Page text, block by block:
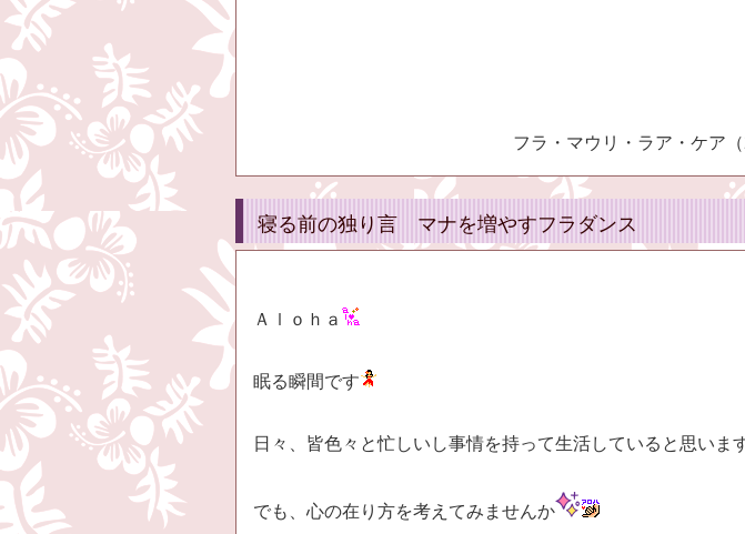
フラ・マウリ・ラア・ケア（
寝る前の独り言 マナを増やすフラダンス
Ａｌｏｈａ
眠る瞬間です
日々、皆色々と忙しいし事情を持って生活していると思いま
でも、心の在り方を考えてみませんか